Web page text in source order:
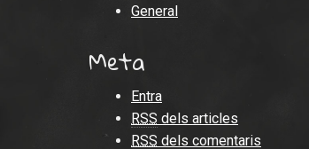
General
Meta
Entra
RSS dels articles
RSS dels comentaris